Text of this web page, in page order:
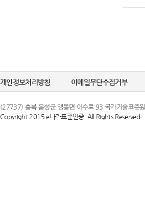
개인정보처리방침 이메일무단수집거부
(27737) 충북 음성군 맹동면 이수로 93 국가기술표준원
Copyright 2015 e나라표준인증. All Rights Reserved.